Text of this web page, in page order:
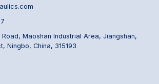
Road, Maoshan Industrial Area, Jiangshan,
Ningbo, China, 315193